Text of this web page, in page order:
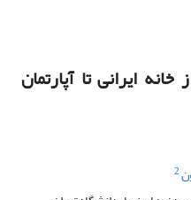
ایرانی تا آپارتمان
2